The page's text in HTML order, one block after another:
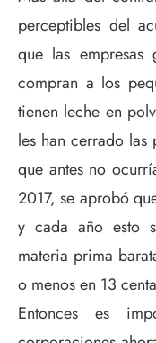
perceptibles del
que las
compran a los
tienen leche en
les han cerrado las
que antes no
2017, se aprobó
y cada año esto
materia prima
o menos en 13
Entonces es